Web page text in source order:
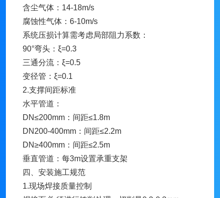
含尘气体：14-18m/s
腐蚀性气体：6-10m/s
系统压损计算需考虑局部阻力系数：
90°弯头：ξ=0.3
三通分流：ξ=0.5
变径管：ξ=0.1
2.支撑间距标准
水平管道：
DN≤200mm：间距≤1.8m
DN200-400mm：间距≤2.2m
DN≥400mm：间距≤2.5m
垂直管道：每3m设置承重支架
四、安装施工规范
1.现场焊接质量控制